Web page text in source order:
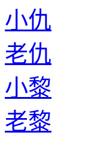
小仇
老仇
小黎
老黎